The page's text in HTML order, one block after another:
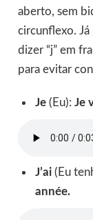
aberto, sem
circunflexo. Já
dizer “j” em
para evitar
Je (Eu): Je
J’ai (Eu
année.